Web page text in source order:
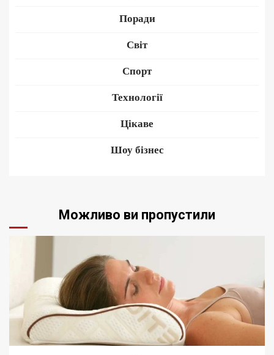
Поради
Світ
Спорт
Технології
Цікаве
Шоу бізнес
Можливо ви пропустили